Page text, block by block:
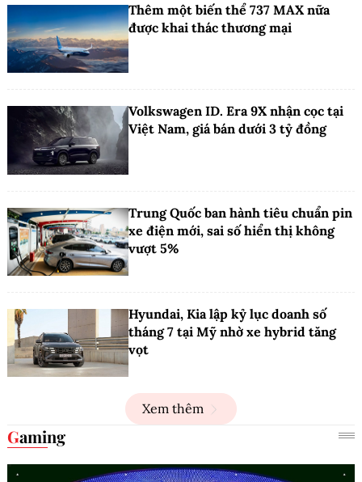
Thêm một biến thể 737 MAX nữa
được khai thác thương mại
Volkswagen ID. Era 9X nhận cọc tại
Việt Nam, giá bán dưới 3 tỷ đồng
Trung Quốc ban hành tiêu chuẩn pin
xe điện mới, sai số hiển thị không
vượt 5%
Hyundai, Kia lập kỷ lục doanh số
tháng 7 tại Mỹ nhờ xe hybrid tăng
vọt
Xem thêm
Gaming